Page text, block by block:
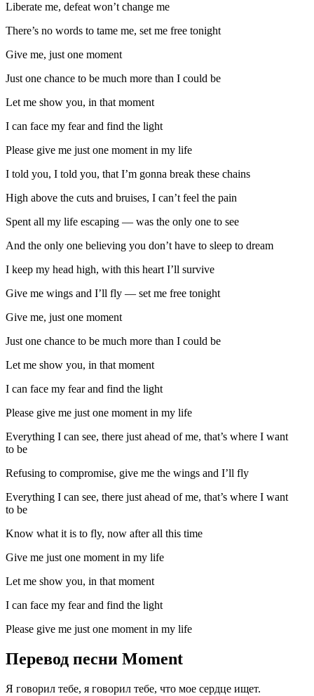
Liberate me, defeat won’t change me
There’s no words to tame me, set me free tonight
Give me, just one moment
Just one chance to be much more than I could be
Let me show you, in that moment
I can face my fear and find the light
Please give me just one moment in my life
I told you, I told you, that I’m gonna break these chains
High above the cuts and bruises, I can’t feel the pain
Spent all my life escaping — was the only one to see
And the only one believing you don’t have to sleep to dream
I keep my head high, with this heart I’ll survive
Give me wings and I’ll fly — set me free tonight
Give me, just one moment
Just one chance to be much more than I could be
Let me show you, in that moment
I can face my fear and find the light
Please give me just one moment in my life
Everything I can see, there just ahead of me, that’s where I want
to be
Refusing to compromise, give me the wings and I’ll fly
Everything I can see, there just ahead of me, that’s where I want
to be
Know what it is to fly, now after all this time
Give me just one moment in my life
Let me show you, in that moment
I can face my fear and find the light
Please give me just one moment in my life
Перевод песни Moment
Я говорил тебе, я говорил тебе, что мое сердце ищет.